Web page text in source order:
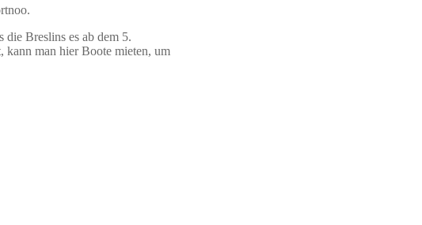
Breslins es ab dem 5.
kann man hier Boote mieten, um